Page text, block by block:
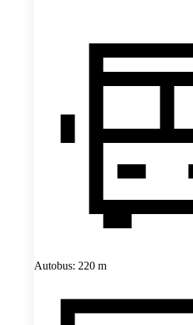
Autobus: 220 m